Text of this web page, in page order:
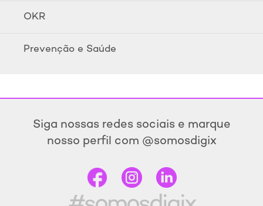
OKR
Prevenção e Saúde
Siga nossas redes sociais e marque
nosso perfil com @somosdigix